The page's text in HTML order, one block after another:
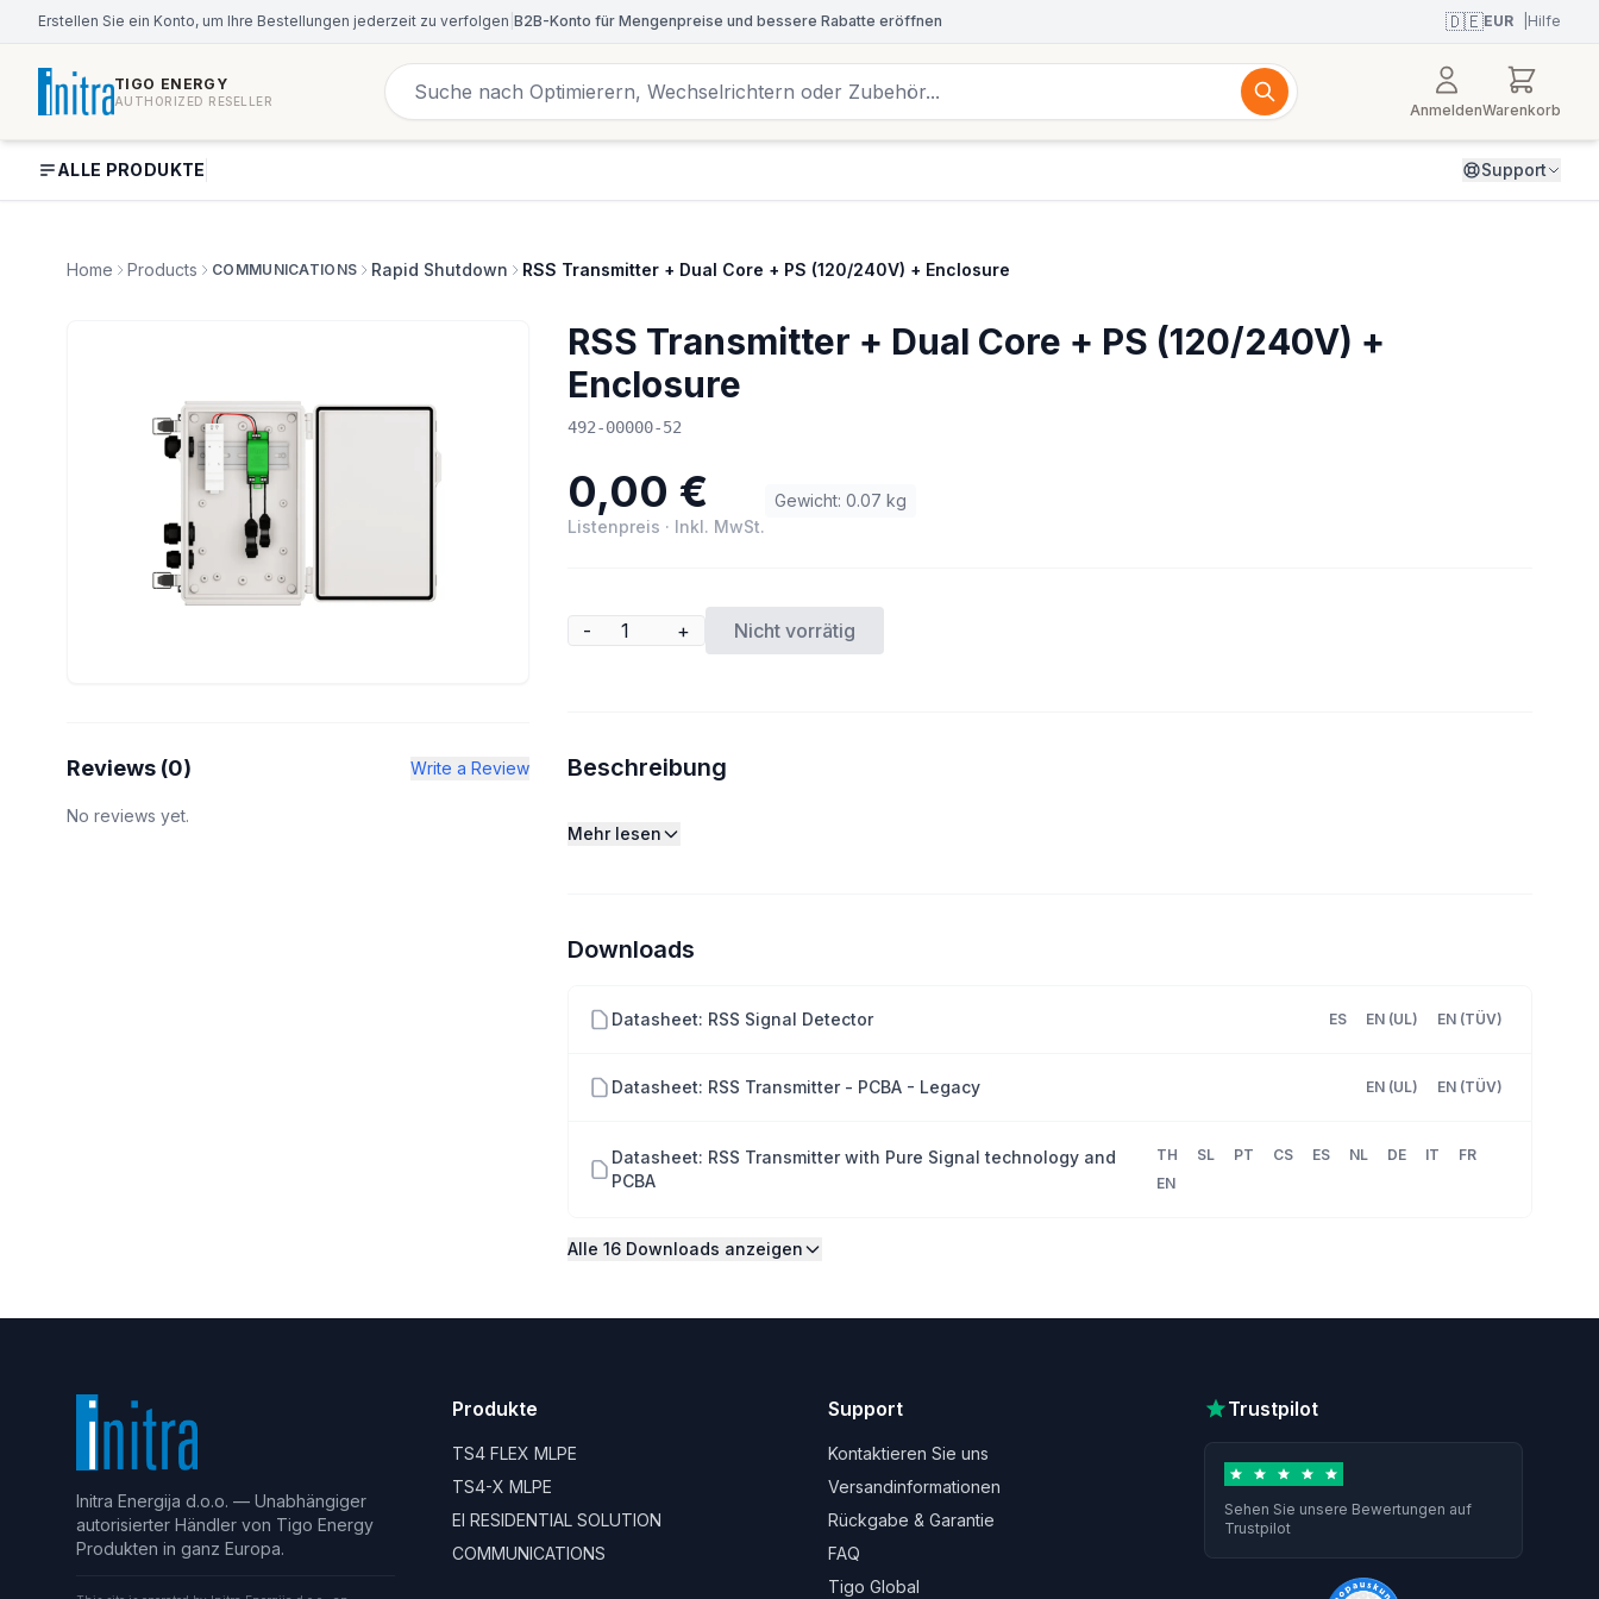
Erstellen Sie ein Konto, um Ihre Bestellungen jederzeit zu verfolgen B2B-Konto für Mengenpreise und bessere Rabatte eröffnen 🇩🇪EUR Hilfe
TIGO ENERGY
AUTHORIZED RESELLER AnmeldenWarenkorb
ALLE PRODUKTE Support
Home Products COMMUNICATIONS Rapid Shutdown RSS Transmitter + Dual Core + PS (120/240V) + Enclosure
Reviews (0) Write a Review
No reviews yet.
RSS Transmitter + Dual Core + PS (120/240V) +
Enclosure
492-00000-52
0,00 €
Listenpreis · Inkl. MwSt.
Gewicht:0.07 kg
- + Nicht vorrätig
Beschreibung
Mehr lesen
Downloads
Datasheet: RSS Signal Detector ES EN (UL) EN (TÜV)
Datasheet: RSS Transmitter - PCBA - Legacy EN (UL) EN (TÜV)
Datasheet: RSS Transmitter with Pure Signal technology and
PCBA
TH SL PT CS ES NL DE IT
FR
EN
Alle 16 Downloads anzeigen
Initra Energija d.o.o. — Unabhängiger
autorisierter Händler von Tigo Energy
Produkten in ganz Europa.
Produkte
TS4 FLEX MLPE
TS4-X MLPE
EI RESIDENTIAL SOLUTION
COMMUNICATIONS
Support
Kontaktieren Sie uns
Versandinformationen
Rückgabe & Garantie
FAQ
Tigo Global
Trustpilot
Sehen Sie unsere Bewertungen auf
Trustpilot